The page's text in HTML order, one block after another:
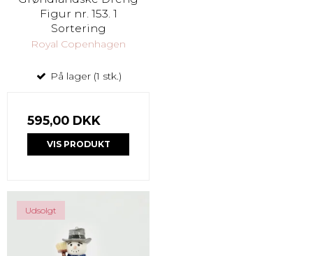
Figur nr. 153. 1
Sortering
Royal Copenhagen
På lager (1 stk.)
595,00 DKK
VIS PRODUKT
Udsolgt